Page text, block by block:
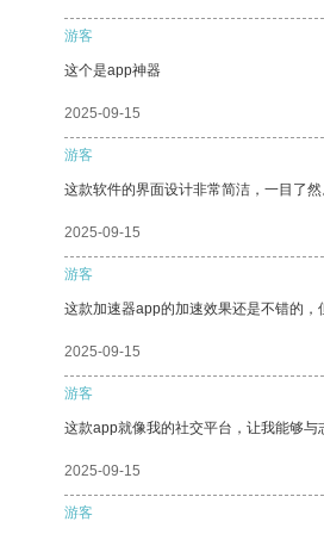
游客
这个是app神器
2025-09-15
游客
这款软件的界面设计非常简洁，一目了然
2025-09-15
游客
这款加速器app的加速效果还是不错的，
2025-09-15
游客
这款app就像我的社交平台，让我能够与
2025-09-15
游客